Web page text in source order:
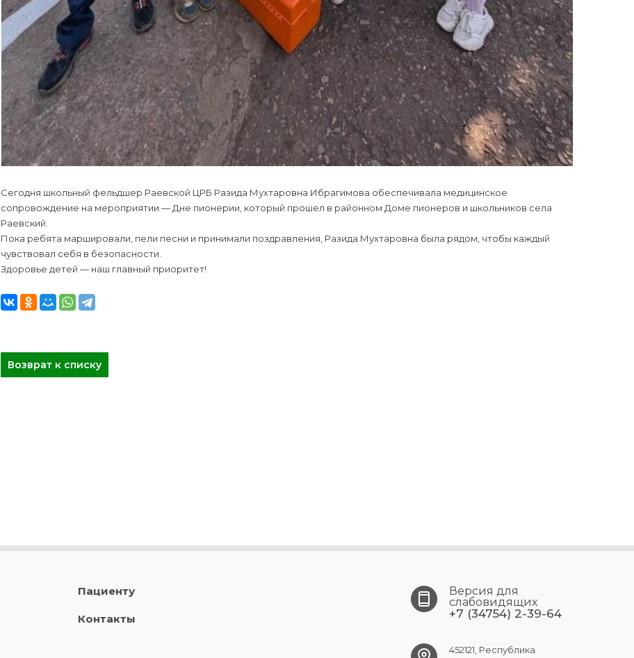
Сегодня школьный фельдшер Раевской ЦРБ Разида Мухтаровна Ибрагимова обеспечивала медицинское
сопровождение на мероприятии — Дне пионерии, который прошел в районном Доме пионеров и школьников села
Раевский.
Пока ребята маршировали, пели песни и принимали поздравления, Разида Мухтаровна была рядом, чтобы каждый
чувствовал себя в безопасности.
Здоровье детей — наш главный приоритет!
Возврат к списку
Пациенту
Контакты
Версия для
слабовидящих
+7 (34754) 2-39-64
452121, Республика